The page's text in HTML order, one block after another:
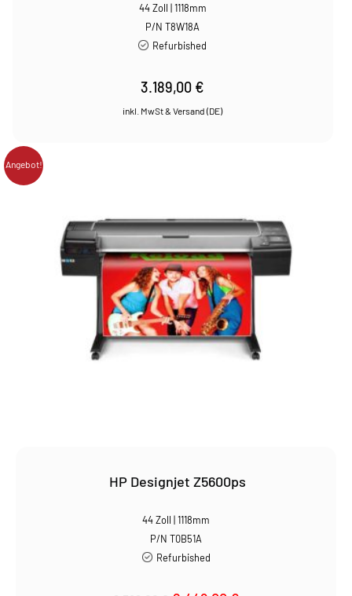
44 Zoll | 1118mm
P/N T8W18A
Refurbished
3.189,00 €
Angebot!
HP Designjet Z5600ps
44 Zoll | 1118mm
P/N T0B51A
Refurbished